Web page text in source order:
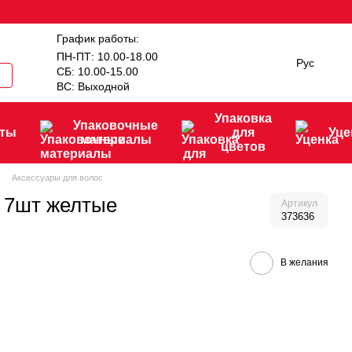
График работы:
ПН-ПТ: 10.00-18.00
СБ: 10.00-15.00
ВС: Выходной
Рус
Упаковочные
материалы
Упаковка
для
цветов
Аксессуары для волос
7шт желтые Артикул
373636
В желания